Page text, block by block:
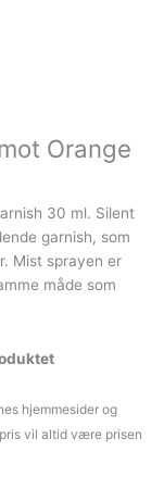
Orange
30 ml. Silent
garnish, som
Mist sprayen er
måde som
hjemmesider og
vil altid være prisen